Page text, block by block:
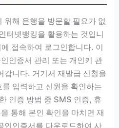
위해 은행을 방문할 필요가 없
터넷뱅킹을 활용하는 것입니
접속하여 로그인합니다. 이
인증서 관리 또는 개인키 관
갑니다. 거기서 재발급 신청을
입력하고 신원을 확인하는
인증 방법 중 SMS 인증, 휴
통해 본인 확인을 마치면 재
인인증서를 다운로드하여 사